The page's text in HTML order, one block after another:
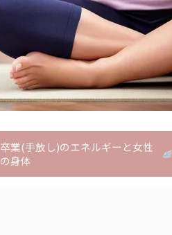
卒業(手放し)のエネルギーと女性
の身体